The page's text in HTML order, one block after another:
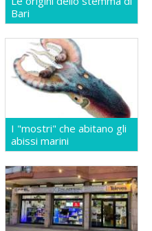
Bari
I "mostri" che abitano gli
abissi marini